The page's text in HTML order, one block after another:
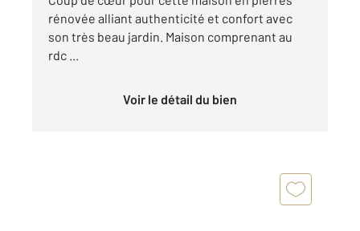
rénovée alliant authenticité et confort avec
son très beau jardin. Maison comprenant au
rdc ...
Voir le détail du bien